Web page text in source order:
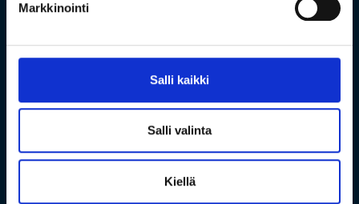
Markkinointi
Salli kaikki
Salli valinta
Kiellä